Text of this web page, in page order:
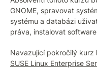
GNOME, spravovat
systému a databázi
práva, instalovat
Navazující pokročilý kurz
SUSE Linux Enterprise